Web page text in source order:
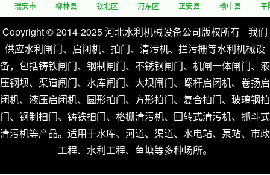
市
柳林县 钦北区 河东区 正安县 榆中县 平阴县
Copyright © 2014-2025 河北水利机械设备公司版权所有
我们
供应水利闸门、启闭机、拍门、清污机、拦污栅等水利机械设
备，包括铸铁闸门、钢制闸门、不锈钢闸门、机闸一体闸门、液
压钢坝、渠道闸门、水库闸门、大坝闸门、螺杆启闭机、卷扬启
闭机、液压启闭机、圆形拍门、方形拍门、复合拍门、玻璃钢拍
门、钢制拍门、铸铁拍门、格栅清污机、回转式清污机、抓斗式
清污机等产品。适用于水库、河道、渠道、水电站、泵站、市政
工程、水利工程、鱼塘等多种场所。